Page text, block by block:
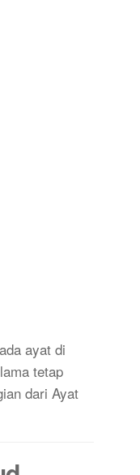
ayat di
tetap
dari Ayat